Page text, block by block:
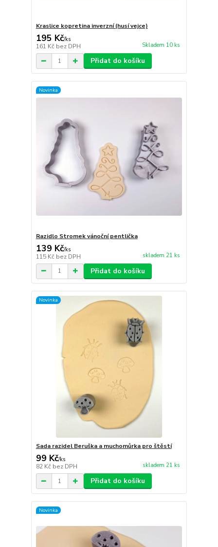
Kraslice kopretina inverzní (husí vejce)
195 Kč/ks
161 Kč bez DPH Skladem 10 ks
Přidat do košíku
Novinka
Razidlo Stromek vánoční pentlička
139 Kč/ks
115 Kč bez DPH skladem 21 ks
Přidat do košíku
Novinka
Sada razidel Beruška a muchomůrka pro štěstí
99 Kč/ks
82 Kč bez DPH skladem 21 ks
Přidat do košíku
Novinka